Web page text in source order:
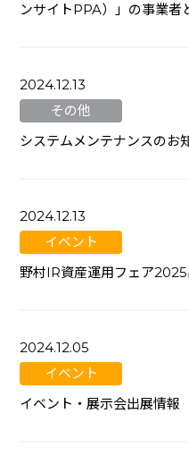
ンサイトPPA）」の事業者
2024.12.13
その他
システムメンテナンスのお
2024.12.13
イベント
野村IR資産運用フェア
2024.12.05
イベント
イベント・展示会出展情報